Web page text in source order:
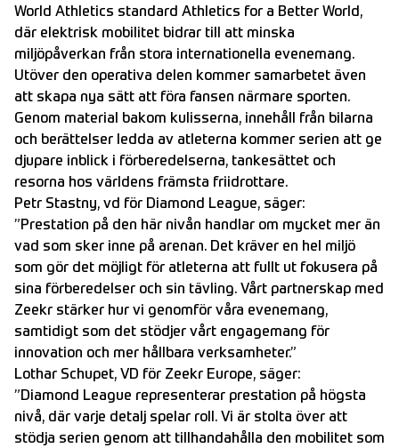
World Athletics standard Athletics for a Better World,
där elektrisk mobilitet bidrar till att minska
miljöpåverkan från stora internationella evenemang.
Utöver den operativa delen kommer samarbetet även
att skapa nya sätt att föra fansen närmare sporten.
Genom material bakom kulisserna, innehåll från bilarna
och berättelser ledda av atleterna kommer serien att ge
djupare inblick i förberedelserna, tankesättet och
resorna hos världens främsta friidrottare.
Petr Stastny, vd för Diamond League, säger:
”Prestation på den här nivån handlar om mycket mer än
vad som sker inne på arenan. Det kräver en hel miljö
som gör det möjligt för atleterna att fullt ut fokusera på
sina förberedelser och sin tävling. Vårt partnerskap med
Zeekr stärker hur vi genomför våra evenemang,
samtidigt som det stödjer vårt engagemang för
innovation och mer hållbara verksamheter.”
Lothar Schupet, VD för Zeekr Europe, säger:
”Diamond League representerar prestation på högsta
nivå, där varje detalj spelar roll. Vi är stolta över att
stödja serien genom att tillhandahålla den mobilitet som